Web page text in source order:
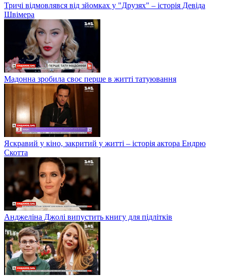
Тричі відмовлявся від зйомках у "Друзях" – історія Девіда
Швімера
Мадонна зробила своє перше в житті татуювання
Яскравий у кіно, закритий у житті – історія актора Ендрю
Скотта
Анджеліна Джолі випустить книгу для підлітків